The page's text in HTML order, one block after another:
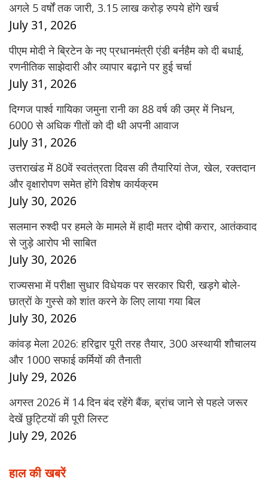
अगले 5 वर्षों तक जारी, 3.15 लाख करोड़ रुपये होंगे खर्च
July 31, 2026
पीएम मोदी ने ब्रिटेन के नए प्रधानमंत्री एंडी बर्नहैम को दी बधाई,
रणनीतिक साझेदारी और व्यापार बढ़ाने पर हुई चर्चा
July 31, 2026
दिग्गज पार्श्व गायिका जमुना रानी का 88 वर्ष की उम्र में निधन,
6000 से अधिक गीतों को दी थी अपनी आवाज
July 31, 2026
उत्तराखंड में 80वें स्वतंत्रता दिवस की तैयारियां तेज, खेल, रक्तदान
और वृक्षारोपण समेत होंगे विशेष कार्यक्रम
July 30, 2026
सलमान रुश्दी पर हमले के मामले में हादी मतर दोषी करार, आतंकवाद
से जुड़े आरोप भी साबित
July 30, 2026
राज्यसभा में परीक्षा सुधार विधेयक पर सरकार घिरी, खड़गे बोले-
छात्रों के गुस्से को शांत करने के लिए लाया गया बिल
July 30, 2026
कांवड़ मेला 2026: हरिद्वार पूरी तरह तैयार, 300 अस्थायी शौचालय
और 1000 सफाई कर्मियों की तैनाती
July 29, 2026
अगस्त 2026 में 14 दिन बंद रहेंगे बैंक, ब्रांच जाने से पहले जरूर
देखें छुट्टियों की पूरी लिस्ट
July 29, 2026
हाल की खबरें